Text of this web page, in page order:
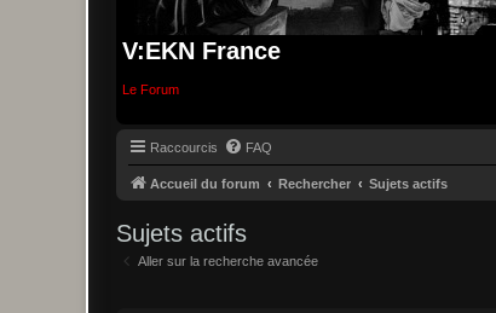
V:EKN France
Le Forum
Raccourcis FAQ
Accueil du forum Rechercher Sujets actifs
Sujets actifs
Aller sur la recherche avancée